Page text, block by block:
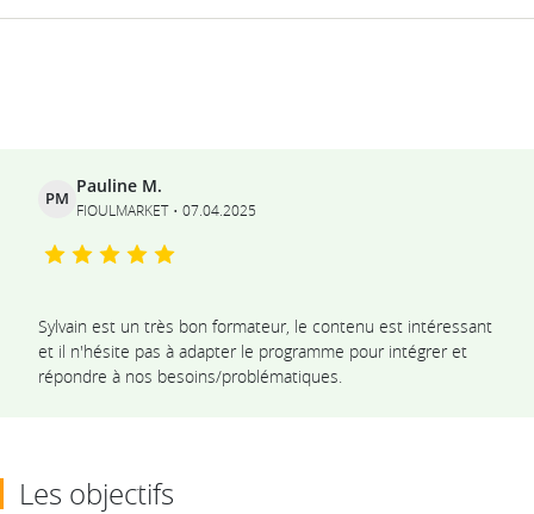
PM
Pauline M.
FIOULMARKET 07.04.2025
Sylvain est un très bon formateur, le contenu est intéressant
et il n'hésite pas à adapter le programme pour intégrer et
répondre à nos besoins/problématiques.
Les objectifs